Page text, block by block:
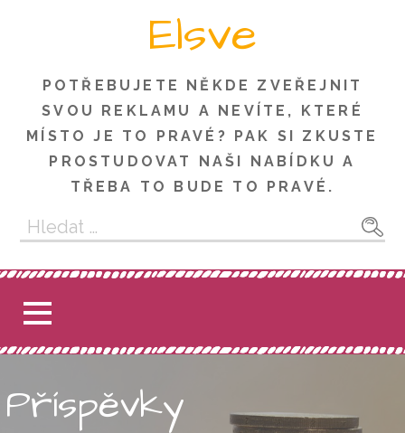
Elsve
POTŘEBUJETE NĚKDE ZVEŘEJNIT
SVOU REKLAMU A NEVÍTE, KTERÉ
MÍSTO JE TO PRAVÉ? PAK SI ZKUSTE
PROSTUDOVAT NAŠI NABÍDKU A
TŘEBA TO BUDE TO PRAVÉ.
Vyhledávání
Příspěvky